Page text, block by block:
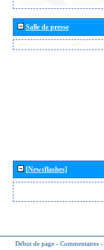
Salle de presse
[Newsflashes]
Début de page - Commentaires -